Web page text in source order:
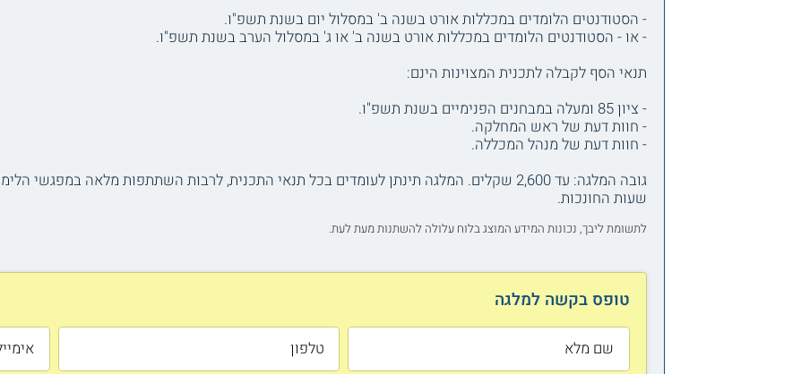
- הסטודנטים הלומדים במכללות אורט בשנה ב' במסלול יום בשנת תשפ"ו.
- או - הסטודנטים הלומדים במכללות אורט בשנה ב' או ג' במסלול הערב בשנת תשפ"ו.
תנאי הסף לקבלה לתכנית המצוינות הינם:
- ציון 85 ומעלה במבחנים הפנימיים בשנת תשפ"ו.
- חוות דעת של ראש המחלקה.
- חוות דעת של מנהל המכללה.
גובה המלגה: עד 2,600 שקלים. המלגה תינתן לעומדים בכל תנאי התכנית, לרבות השתתפות מלאה
שעות החונכות.
לתשומת ליבך, נכונות המידע המוצג בלוח עלולה להשתנות מעת לעת.
טופס בקשה למלגה